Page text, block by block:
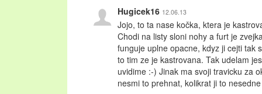
Hugicek16 12.06.13
Jojo, to ta nase kočka, ktera je
Chodi na listy sloni nohy a furt je
funguje uplne opacne, kdyz ji cejti tak
to tim ze je kastrovana. Tak udelam
uvidime :-) Jinak ma svoji travicku za
nesmi to prehnat, kolikrat ji to